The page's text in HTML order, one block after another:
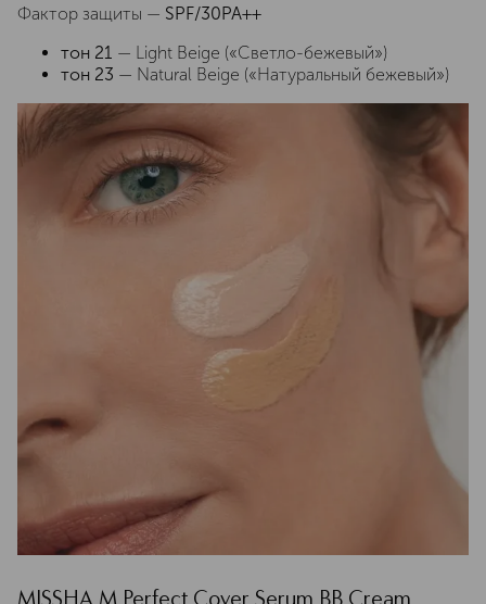
Фактор защиты — SPF/30PA++
тон 21 — Light Beige («Светло-бежевый»)
тон 23 — Natural Beige («Натуральный бежевый»)